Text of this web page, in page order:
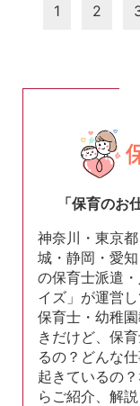
1 2
「保育のお
神奈川・東京
城・静岡・愛
の保育士派遣
イズ」が運営し
保育士・幼稚
きだけど、保
るの？どんな
起きているの
らご紹介、解説